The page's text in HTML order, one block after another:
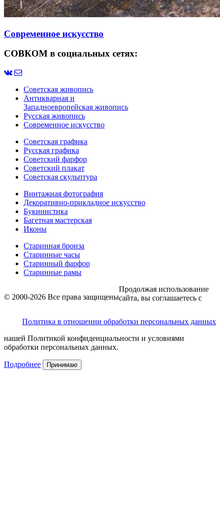
Современное искусство
СОВКОМ в социальных сетях:
Советская живопись
Антикварная и
Западноевропейская живопись
Русская живопись
Современное искусство
Советская графика
Русская графика
Советский фарфор
Советский плакат
Советская скульптура
Винтажная фотография
Декоративно-прикладное искусство
Букинистика
Багетная мастерская
Иконы
Старинная бронза
Старинные часы
Старинный фарфор
Старинные рамы
© 2000-2026 Все права защищены
Политика в отношении обработки персональных данных
Продолжая использование
сайта, вы соглашаетесь с
нашей Политикой конфиденциальности и условиями
обработки персональных данных.
Подробнее Принимаю